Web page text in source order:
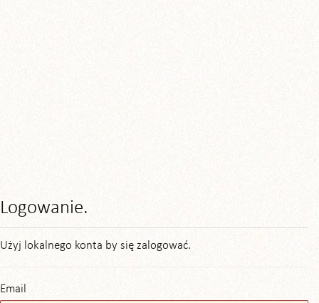
Logowanie.
Użyj lokalnego konta by się zalogować.
Email